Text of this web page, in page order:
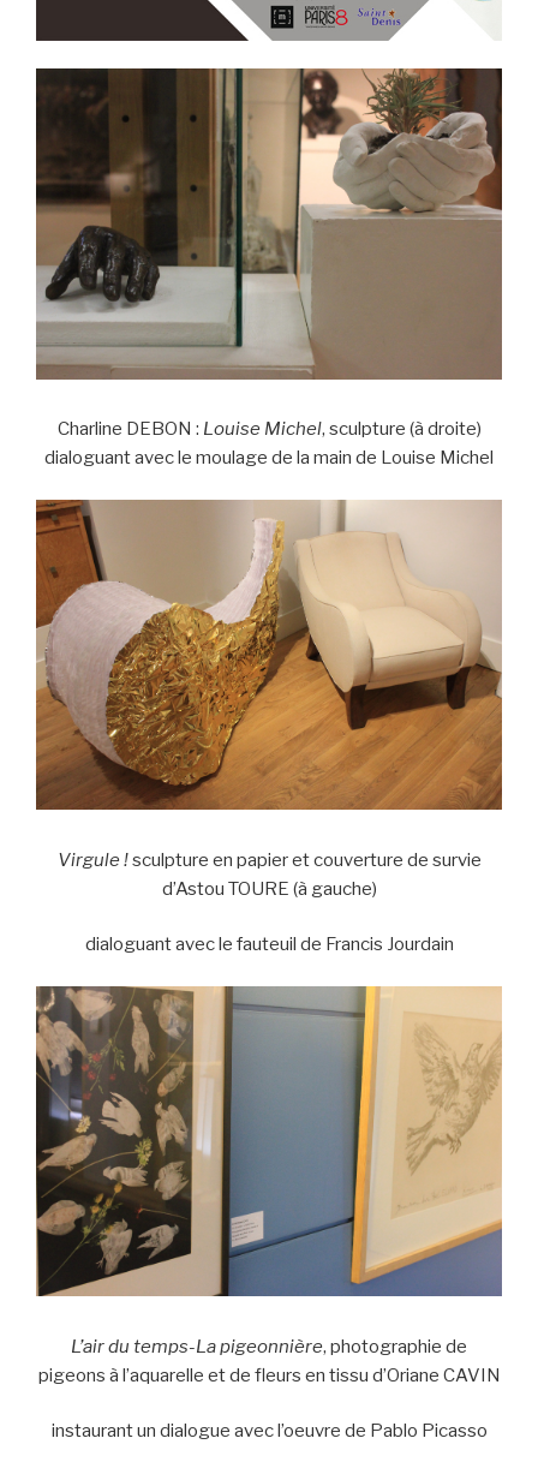
Charline DEBON : Louise Michel, sculpture (à droite)
dialoguant avec le moulage de la main de Louise Michel
Virgule !sculpture en papier et couverture de survie
d’Astou TOURE (à gauche)
dialoguant avec le fauteuil de Francis Jourdain
L’air du temps-La pigeonnière, photographie de
pigeons à l’aquarelle et de fleurs en tissu d’Oriane CAVIN
instaurant un dialogue avec l’oeuvre de Pablo Picasso